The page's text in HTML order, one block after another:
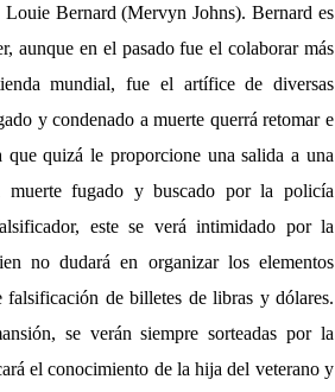
Bernard (Mervyn Johns). Bernard es
aunque en el pasado fue el colaborar más
mundial, fue el artífice de diversas
y condenado a muerte querrá retomar e
quizá le proporcione una salida a una
muerte fugado y buscado por la policía
este se verá intimidado por la
no dudará en organizar los elementos
falsificación de billetes de libras y dólares.
se verán siempre sorteadas por la
el conocimiento de la hija del veterano y